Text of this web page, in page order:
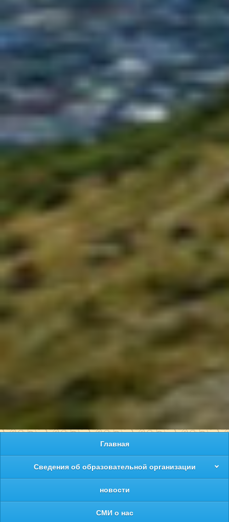
Главная
Сведения об образовательной организации
новости
СМИ о нас